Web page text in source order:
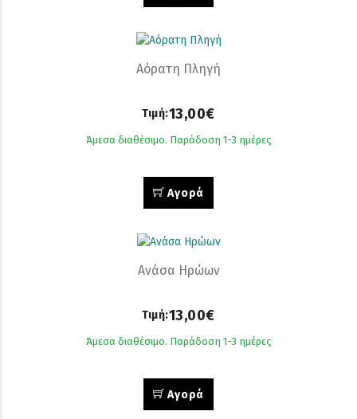
Αόρατη Πληγή
Τιμή:13,00€
Άμεσα διαθέσιμο. Παράδοση 1-3 ημέρες
Αγορά
Ανάσα Ηρώων
Τιμή:13,00€
Άμεσα διαθέσιμο. Παράδοση 1-3 ημέρες
Αγορά